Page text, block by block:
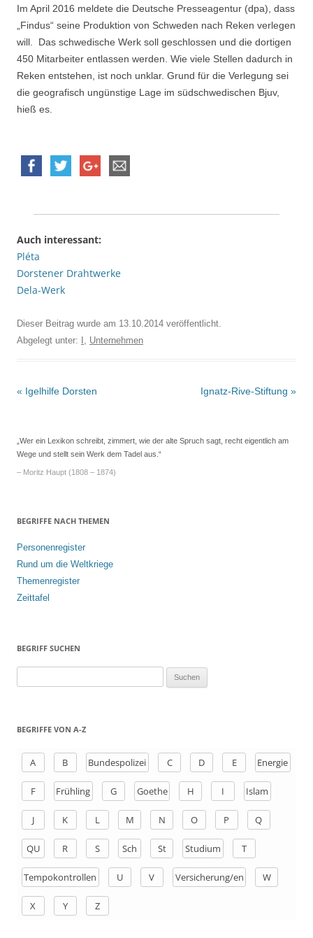
Im April 2016 meldete die Deutsche Presseagentur (dpa), dass
„Findus“ seine Produktion von Schweden nach Reken verlegen
will. Das schwedische Werk soll geschlossen und die dortigen
450 Mitarbeiter entlassen werden. Wie viele Stellen dadurch in
Reken entstehen, ist noch unklar. Grund für die Verlegung sei
die geografisch ungünstige Lage im südschwedischen Bjuv,
hieß es.
Auch interessant:
Pléta
Dorstener Drahtwerke
Dela-Werk
Dieser Beitrag wurde am 13.10.2014 veröffentlicht.
Abgelegt unter:
, Unternehmen
Beitrags-
« Igelhilfe Dorsten Ignatz-Rive-Stiftung »
„Wer ein Lexikon schreibt, zimmert, wie der alte Spruch sagt, recht eigentlich am
Wege und stellt sein Werk dem Tadel aus.“
– Moritz Haupt (1808 – 1874)
BEGRIFFE NACH THEMEN
Personenregister
Rund um die Weltkriege
Themenregister
Zeittafel
BEGRIFF SUCHEN
h
BEGRIFFE VON A-Z
A B Bundespolizei C D E Energie
F Frühling G Goethe H I Islam
J K L M N O P Q
QU R S Sch St Studium T
Tempokontrollen U V Versicherung/en W
X Y Z